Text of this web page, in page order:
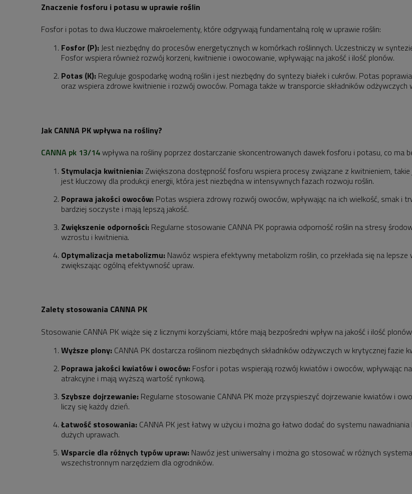
Znaczenie fosforu i potasu w uprawie roślin
Fosfor i potas to dwa kluczowe makroelementy, które odgrywają fundamentalną rolę w uprawie roślin:
Fosfor (P): Jest niezbędny do procesów energetycznych w komórkach roślinnych. Uczestniczy w
Fosfor wspiera również rozwój korzeni, kwitnienie i owocowanie, wpływając na jakość i ilość plonów.
Potas (K): Reguluje gospodarkę wodną roślin i jest niezbędny do syntezy białek i cukrów. Potas
oraz wspiera zdrowe kwitnienie i rozwój owoców. Pomaga także w transporcie składników
Jak CANNA PK wpływa na rośliny?
CANNA pk 13/14wpływa na rośliny poprzez dostarczanie skoncentrowanych dawek fosforu i potasu, co ma
Stymulacja kwitnienia: Zwiększona dostępność fosforu wspiera procesy związane z kwitnieniem,
jest kluczowy dla produkcji energii, która jest niezbędna w intensywnych fazach rozwoju roślin.
Poprawa jakości owoców: Potas wspiera zdrowy rozwój owoców, wpływając na ich wielkość, smak i
bardziej soczyste i mają lepszą jakość.
Zwiększenie odporności: Regularne stosowanie CANNA PK poprawia odporność roślin na stresy
wzrostu i kwitnienia.
Optymalizacja metabolizmu: Nawóz wspiera efektywny metabolizm roślin, co przekłada się na
zwiększając ogólną efektywność upraw.
Zalety stosowania CANNA PK
Stosowanie CANNA PK wiąże się z licznymi korzyściami, które mają bezpośredni wpływ na jakość i ilość
Wyższe plony: CANNA PK dostarcza roślinom niezbędnych składników odżywczych w krytycznej fazie
Poprawa jakości kwiatów i owoców: Fosfor i potas wspierają rozwój kwiatów i owoców, wpływając
atrakcyjne i mają wyższą wartość rynkową.
Szybsze dojrzewanie: Regularne stosowanie CANNA PK może przyspieszyć dojrzewanie kwiatów i
liczy się każdy dzień.
Łatwość stosowania: CANNA PK jest łatwy w użyciu i można go łatwo dodać do systemu
dużych uprawach.
Wsparcie dla różnych typów upraw: Nawóz jest uniwersalny i można go stosować w różnych
wszechstronnym narzędziem dla ogrodników.